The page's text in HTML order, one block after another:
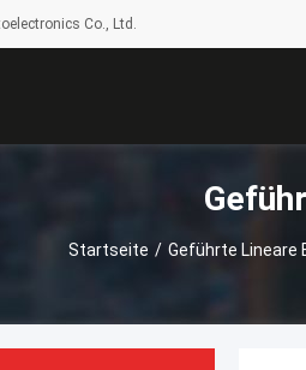
Co., Ltd.
Startseite / Geführte